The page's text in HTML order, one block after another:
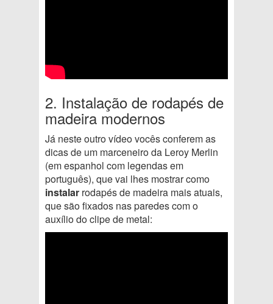
2. Instalação de rodapés de
madeira modernos
Já neste outro vídeo vocês conferem as
dicas de um marceneiro da Leroy Merlin
(em espanhol com legendas em
português), que vai lhes mostrar como
instalar rodapés de madeira mais atuais,
que são fixados nas paredes com o
auxílio do clipe de metal: